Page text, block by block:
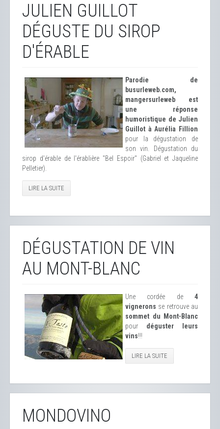
JULIEN GUILLOT
DÉGUSTE DU SIROP
D'ÉRABLE
Parodie de
busurleweb.com,
mangersurleweb est
une réponse
humoristique de Julien
Guillot à Aurélia Fillion
pour la dégustation de
son vin. Dégustation du
sirop d'érable de l'érablière "Bel Espoir" (Gabriel et Jaqueline
Pelletier).
LIRE LA SUITE
DÉGUSTATION DE VIN
AU MONT-BLANC
Une cordée de 4
vignerons se retrouve au
sommet du Mont-Blanc
pour déguster leurs
vins!!!
LIRE LA SUITE
MONDOVINO